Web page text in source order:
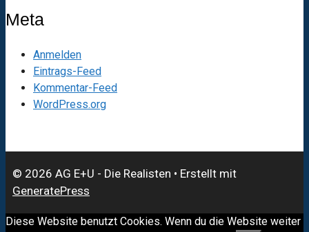
Meta
Anmelden
Eintrags-Feed
Kommentar-Feed
WordPress.org
© 2026 AG E+U - Die Realisten • Erstellt mit
GeneratePress
Diese Website benutzt Cookies. Wenn du die Website weiter